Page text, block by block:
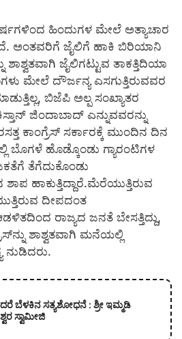
ಹಿಂದುಗಳ ಮೇಲೆ ಅತ್ಯಾಚಾರ
ಅಂತವರಿಗೆ ಜೈಲಿಗೆ ಹಾಕಿ ಬಿರಿಯಾನಿ
ಶಾಶ್ವತವಾಗಿ ಜೈಲಿಗಟ್ಟುವ ತಾಕತ್ತಿದಿಯಾ
ಮೇಲೆ ದೌರ್ಜನ್ಯ ಎಸಗುತ್ತಿರುವವರ
ಬಿಜೆಪಿ ಅಲ್ಪ ಸಂಖ್ಯಾತರ
ಜಿಂದಾಬಾದ್ ಎನ್ನುವವರನ್ನು
ಕಾಂಗ್ರೆಸ್ ಸರ್ಕಾರಕ್ಕೆ ಮುಂದಿನ ದಿನ
ಬೊಗಳೆ ಹೊಡ್ಕೊಂಡು ಗ್ಯಾರಂಟಿಗಳ
ತೆಗೆದುಕೊಂಡು
ಶಾಪ ಹಾಕುತ್ತಿದ್ದಾರೆ.ಮೆರೆಯುತ್ತಿರುವ
ದೀಪದಂತ
ರಾಜ್ಯದ ಜನತೆ ಬೇಸತ್ತಿದ್ದು,
ಶಾಶ್ವತವಾಗಿ ಮನೆಯಲ್ಲಿ
ನುಡಿದರು.
ಬೆಳಕಿನ ಸತ್ಯಶೋಧನೆ : ಶ್ರೀ ಇಮ್ಮಡಿ
ಸ್ವಾಮೀಜಿ